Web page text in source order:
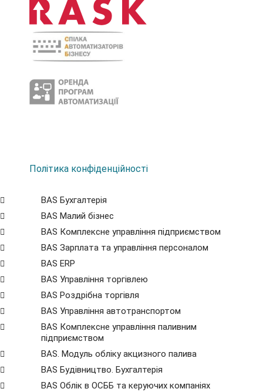
Політика конфіденційності
BAS Бухгалтерія
BAS Малий бізнес
BAS Комплексне управління підприємством
BAS Зарплата та управління персоналом
BAS ERP
BAS Управління торгівлею
BAS Роздрібна торгівля
BAS Управління автотранспортом
BAS Комплексне управління паливним
підприємством
BAS. Модуль обліку акцизного палива
BAS Будівництво. Бухгалтерія
BAS Облік в ОСББ та керуючих компаніях